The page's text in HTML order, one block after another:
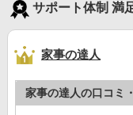
サポート体制 満
家事の達人
家事の達人の口コミ